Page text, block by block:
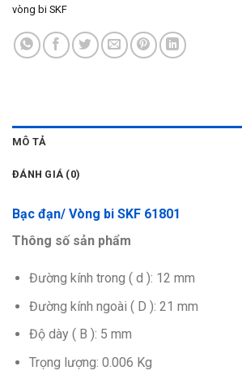
vòng bi SKF
MÔ TẢ
ĐÁNH GIÁ (0)
Bạc đạn/ Vòng bi SKF 61801
Thông số sản phẩm
Đường kính trong ( d ): 12 mm
Đường kính ngoài ( D ): 21 mm
Độ dày ( B ): 5 mm
Trọng lượng: 0.006 Kg